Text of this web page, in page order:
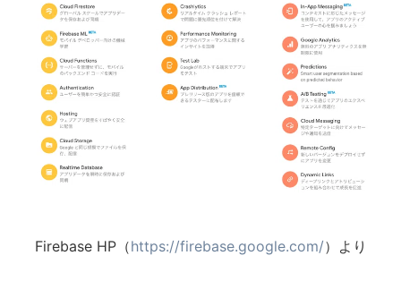
Firebase HP（https://firebase.google.com/）より